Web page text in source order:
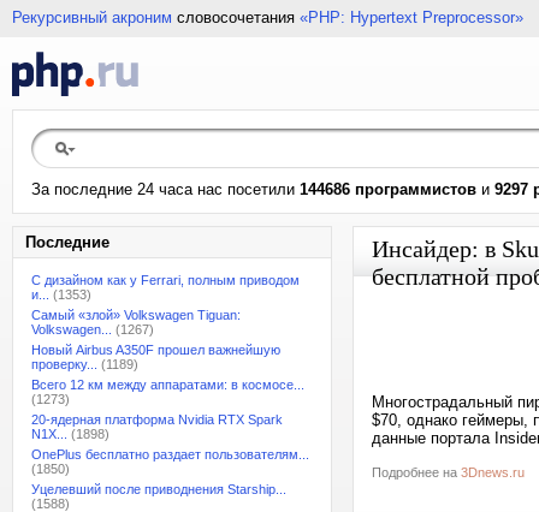
Рекурсивный акроним словосочетания «PHP: Hypertext Preprocessor»
За последние 24 часа нас посетили 144686 программистов и 9297
Последние
С дизайном как у Ferrari, полным приводом
и...
(1353)
Самый «злой» Volkswagen Tiguan:
Volkswagen...
(1267)
Новый Airbus A350F прошел важнейшую
проверку...
(1189)
Всего 12 км между аппаратами: в космосе...
(1273)
20-ядерная платформа Nvidia RTX Spark
N1X...
(1898)
OnePlus бесплатно раздает пользователям...
(1850)
Уцелевший после приводнения Starship...
(1588)
Инсайдер: в
бесплатной
Многострадальный
$70, однако геймеры,
данные портала
Подробнее на 3Dnews.ru